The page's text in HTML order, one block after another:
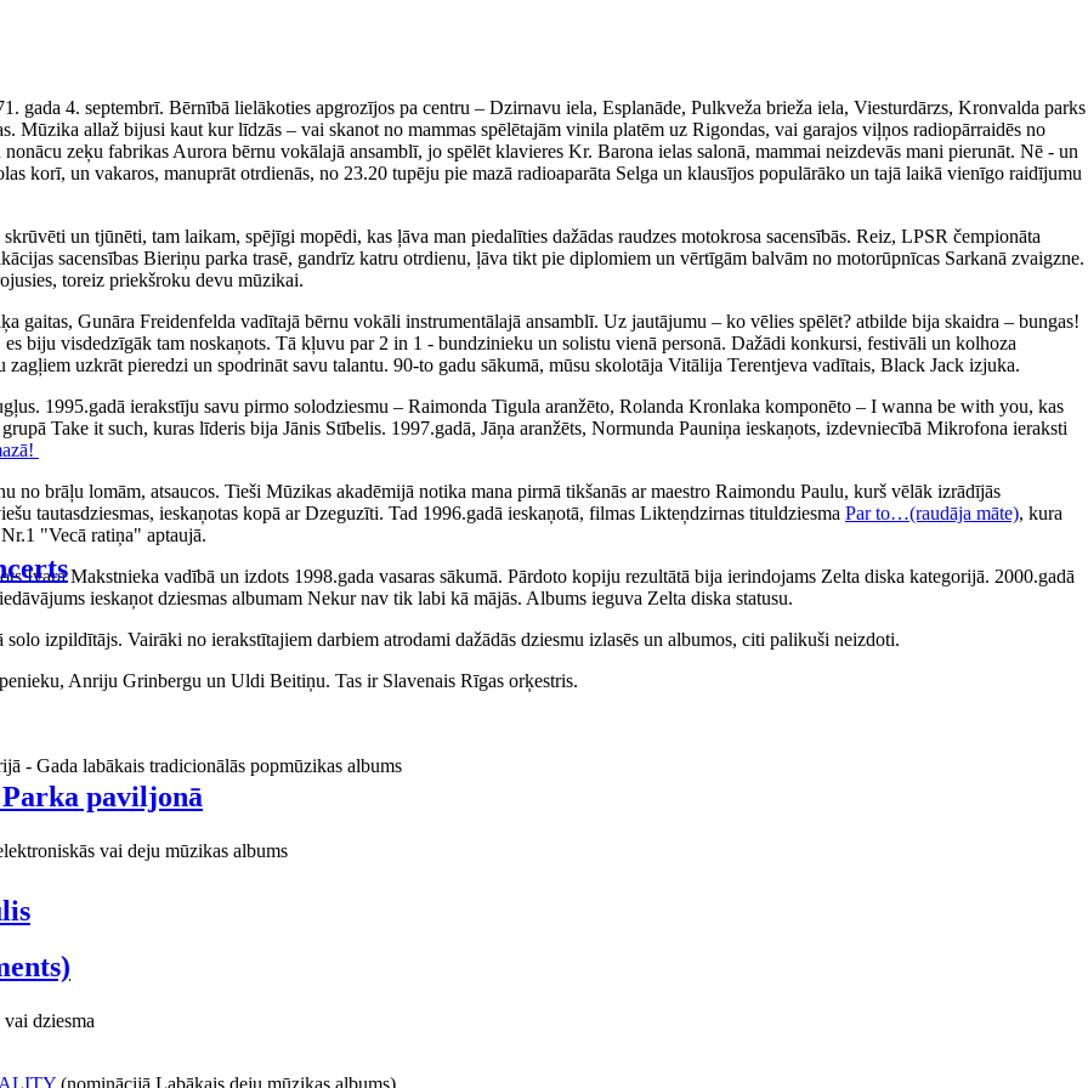
paviljonā
gada 4. septembrī. Bērnībā lielākoties apgrozījos pa centru – Dzirnavu iela, Esplanāde, Pulkveža brieža iela, Viesturdārzs, Kronvalda parks
Mūzika allaž bijusi kaut kur līdzās – vai skanot no mammas spēlētajām vinila platēm uz Rigondas, vai garajos viļņos radiopārraidēs no
zeķu fabrikas Aurora bērnu vokālajā ansamblī, jo spēlēt klavieres Kr. Barona ielas salonā, mammai neizdevās mani pierunāt. Nē - un
korī, un vakaros, manuprāt otrdienās, no 23.20 tupēju pie mazā radioaparāta Selga un klausījos populārāko un tajā laikā vienīgo raidījumu
un tjūnēti, tam laikam, spējīgi mopēdi, kas ļāva man piedalīties dažādas raudzes motokrosa sacensībās. Reiz, LPSR čempionāta
sacensības Bieriņu parka trasē, gandrīz katru otrdienu, ļāva tikt pie diplomiem un vērtīgām balvām no motorūpnīcas Sarkanā zvaigzne.
toreiz priekšroku devu mūzikai.
gaitas, Gunāra Freidenfelda vadītajā bērnu vokāli instrumentālajā ansamblī. Uz jautājumu – ko vēlies spēlēt? atbilde bija skaidra – bungas!
biju visdedzīgāk tam noskaņots. Tā kļuvu par 2 in 1 - bundzinieku un solistu vienā personā. Dažādi konkursi, festivāli un kolhoza
uzkrāt pieredzi un spodrināt savu talantu. 90-to gadu sākumā, mūsu skolotāja Vitālija Terentjeva vadītais, Black Jack izjuka.
1995.gadā ierakstīju savu pirmo solodziesmu – Raimonda Tigula aranžēto, Rolanda Kronlaka komponēto – I wanna be with you, kas
Take it such, kuras līderis bija Jānis Stībelis. 1997.gadā, Jāņa aranžēts, Normunda Pauniņa ieskaņots, izdevniecībā Mikrofona ieraksti
brāļu lomām, atsaucos. Tieši Mūzikas akadēmijā notika mana pirmā tikšanās ar maestro Raimondu Paulu, kurš vēlāk izrādījās
tautasdziesmas, ieskaņotas kopā ar Dzeguzīti. Tad 1996.gadā ieskaņotā, filmas Likteņdzirnas tituldziesma Par to…(raudāja māte), kura
"Vecā ratiņa" aptaujā.
Ivara Makstnieka vadībā un izdots 1998.gada vasaras sākumā. Pārdoto kopiju rezultātā bija ierindojams Zelta diska kategorijā. 2000.gadā
ieskaņot dziesmas albumam Nekur nav tik labi kā mājās. Albums ieguva Zelta diska statusu.
izpildītājs. Vairāki no ierakstītajiem darbiem atrodami dažādās dziesmu izlasēs un albumos, citi palikuši neizdoti.
Anriju Grinbergu un Uldi Beitiņu. Tas ir Slavenais Rīgas orķestris.
- Gada labākais tradicionālās popmūzikas albums
vai deju mūzikas albums
dziesma
(nominācijā Labākais deju mūzikas albums)